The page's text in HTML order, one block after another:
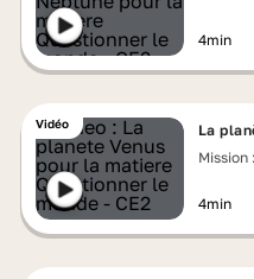
4min
Vidéo
La
4min